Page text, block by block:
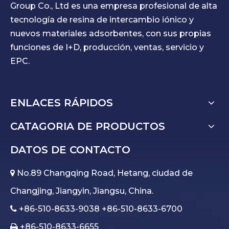
Group Co., Ltd es una empresa profesional de alta
tecnología de resina de intercambio iónico y
nuevos materiales adsorbentes, con sus propias
funciones de I+D, producción, ventas, servicio y
EPC.
ENLACES RÁPIDOS
CATAGORIA DE PRODUCTOS
DATOS DE CONTACTO
 No.89 Changqing Road, Hetang, ciudad de
Changjing, Jiangyin, Jiangsu, China.
 +86-510-8633-9038 +86-510-8633-6700
 +86-510-8633-6655